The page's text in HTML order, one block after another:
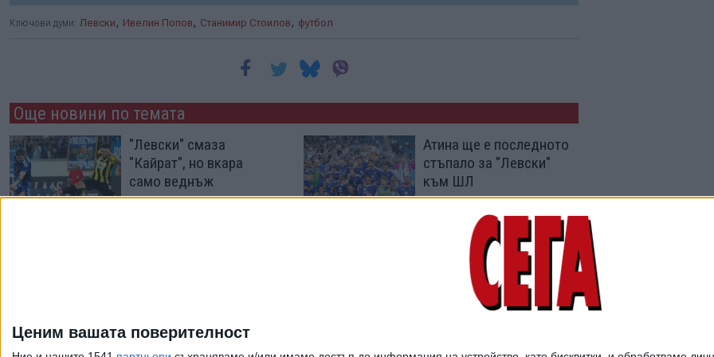
Ценим вашата поверителност
Ключови думи: Левски , Ивелин Попов , Станимир Стоилов , футбол
Още новини по темата
"Левски" смаза
"Кайрат", но вкара
само веднъж
04 Авг. 2026
Атина ще е последното
стъпало за "Левски"
към ШЛ
03 Авг. 2026
Острие на "Левски" пак
се контузи